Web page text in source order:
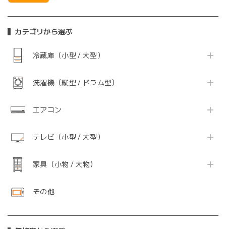
カテゴリから選ぶ
冷蔵庫（小型 / 大型）
洗濯機（縦型 / ドラム型）
エアコン
テレビ（小型 / 大型）
家具（小物 / 大物）
その他